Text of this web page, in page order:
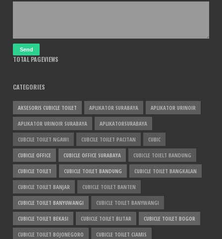
TOTAL PAGEVIEWS
CATEGORIES
AKSESORIS CUBICLE TOILET APLIKATOR SURABAYA APLIKATOR URINOIR
APLIKATOR URINOIR SURABAYA APLIKATORSURABAYA
CUBCILE TOILET NGAWI CUBCILE TOILET PACITAN CUBIC
CUBICLE OFFICE CUBICLE OFFICE SURABAYA CUBICLE TOIELT BANDUNG
CUBICLE TOILET CUBICLE TOILET BANDUNG CUBICLE TOILET BANGKALAN
CUBICLE TOILET BANJAR CUBICLE TOILET BANTEN
CUBICLE TOILET BANYUWANGI CUBICLE TOILET BANYWANGI
CUBICLE TOILET BEKASI CUBICLE TOILET BLITAR CUBICLE TOILET BOGOR
CUBICLE TOILET BOJONEGORO CUBICLE TOILET CIAMIS